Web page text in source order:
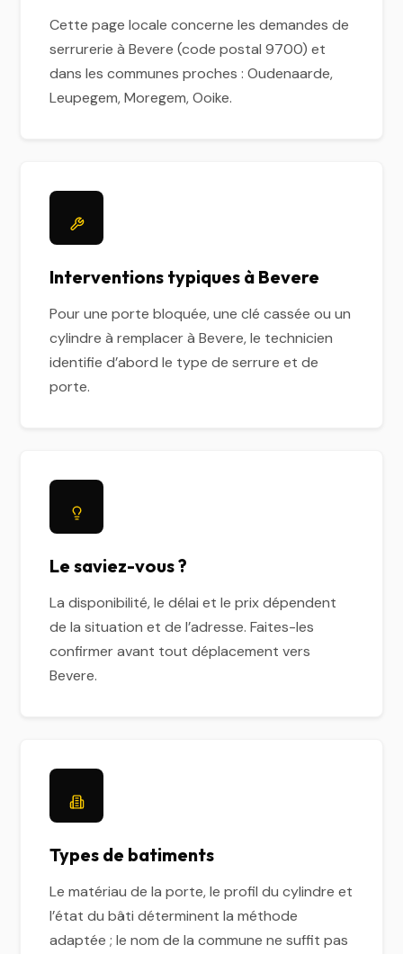
Cette page locale concerne les demandes de
serrurerie à Bevere (code postal 9700) et
dans les communes proches : Oudenaarde,
Leupegem, Moregem, Ooike.
Interventions typiques à Bevere
Pour une porte bloquée, une clé cassée ou un
cylindre à remplacer à Bevere, le technicien
identifie d’abord le type de serrure et de
porte.
Le saviez-vous ?
La disponibilité, le délai et le prix dépendent
de la situation et de l’adresse. Faites-les
confirmer avant tout déplacement vers
Bevere.
Types de batiments
Le matériau de la porte, le profil du cylindre et
l’état du bâti déterminent la méthode
adaptée ; le nom de la commune ne suffit pas